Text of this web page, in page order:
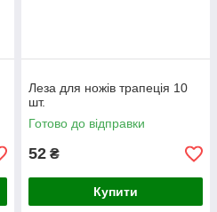
Леза для ножів трапеція 10
шт.
Готово до відправки
52 ₴
Купити